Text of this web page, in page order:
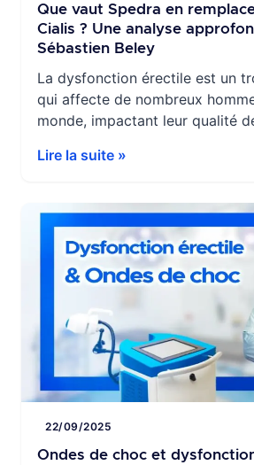
Que vaut Spedra en
Cialis ? Une analyse
Sébastien Beley
La dysfonction érectile est un
qui affecte de nombreux
monde, impactant leur qualité
problématique, plusieurs
les inhibiteurs de la
5 (PDE5), tels que le Viagra,
Lire la suite »
22/09/2025
Ondes de choc et